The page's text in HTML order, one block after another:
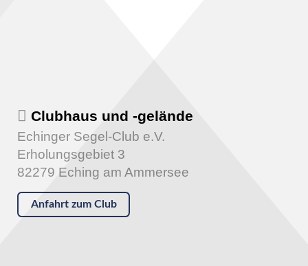
Clubhaus und -gelände
Echinger Segel-Club e.V.
Erholungsgebiet 3
82279 Eching am Ammersee
Anfahrt zum Club